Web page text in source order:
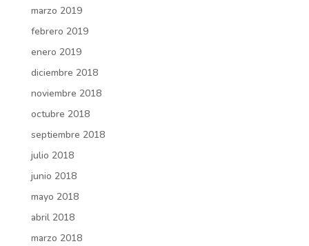
marzo 2019
febrero 2019
enero 2019
diciembre 2018
noviembre 2018
octubre 2018
septiembre 2018
julio 2018
junio 2018
mayo 2018
abril 2018
marzo 2018